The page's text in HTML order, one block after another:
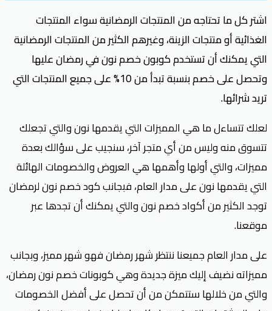
اشتر كل ما تحتاجه من المنتجات الرمضانية سواء المنتجات
الغذائية أو منتجات الزينة، وغيرهم الكثير من المنتجات الرمضانية
التي يمكنك أن تستخدم كوبون خصم نون في رمضان عليها
وتحصل على خصم بنسبة تبدأ من 10% على جميع المنتجات التي
تريد شرائها.
لعلك تتساءل ما هي المميزات التي يقدمها نون والتي تجعلك
تتسوق منه وليس من أي متجر آخر، سنجيب على سؤالك بعدة
مميزات، والتي أولها وأهمها هي العروض والخصومات الهائلة
التي يقدمها نون على مدار العام، فبجانب كود خصم نون لرمضان
توجد الكثير من أكواد خصم نون والتي يمكنك أن تجدها عبر
موقعنا.
على مدار العام جميعنا ننتظر شهر رمضان فهو شهر مميز، وبجانب
مميزاته نضيف إليك ميزة جديدة وهي كوبونات خصم نون رمضان،
والتي من خلالها ستتمكن من أن تحصل على أفضل الخصومات